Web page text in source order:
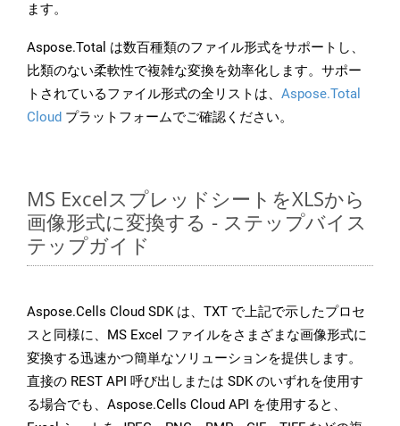
ます。
Aspose.Total は数百種類のファイル形式をサポートし、
比類のない柔軟性で複雑な変換を効率化します。サポー
トされているファイル形式の全リストは、 Aspose.Total
Cloud プラットフォームでご確認ください。
MS ExcelスプレッドシートをXLSから
画像形式に変換する - ステップバイス
テップガイド
Aspose.Cells Cloud SDK は、TXT で上記で示したプロセ
スと同様に、MS Excel ファイルをさまざまな画像形式に
変換する迅速かつ簡単なソリューションを提供します。
直接の REST API 呼び出しまたは SDK のいずれを使用す
る場合でも、Aspose.Cells Cloud API を使用すると、